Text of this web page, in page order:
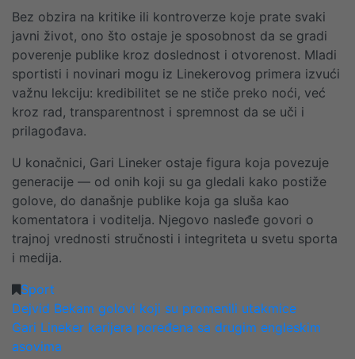
Bez obzira na kritike ili kontroverze koje prate svaki
javni život, ono što ostaje je sposobnost da se gradi
poverenje publike kroz doslednost i otvorenost. Mladi
sportisti i novinari mogu iz Linekerovog primera izvući
važnu lekciju: kredibilitet se ne stiče preko noći, već
kroz rad, transparentnost i spremnost da se uči i
prilagođava.
U konačnici, Gari Lineker ostaje figura koja povezuje
generacije — od onih koji su ga gledali kako postiže
golove, do današnje publike koja ga sluša kao
komentatora i voditelja. Njegovo nasleđe govori o
trajnoj vrednosti stručnosti i integriteta u svetu sporta
i medija.
Sport
POST
NAVIGATION
Dejvid Bekam golovi koji su promenili utakmice
Gari Lineker karijera poređena sa drugim engleskim
asovima